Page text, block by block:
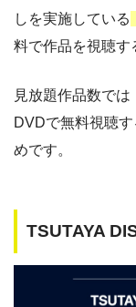
しを実施している
料で作品を視聴す
見放題作品数で
DVDで無料視聴
めです。
TSUTAYA